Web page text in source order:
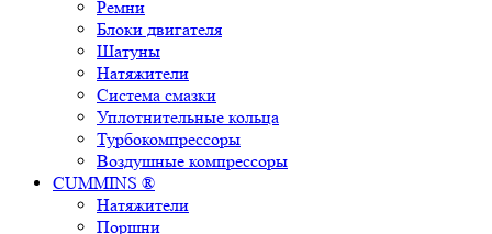
Ремни
Блоки двигателя
Шатуны
Натяжители
Система смазки
Уплотнительные кольца
Турбокомпрессоры
Воздушные компрессоры
CUMMINS ®
Натяжители
Поршни